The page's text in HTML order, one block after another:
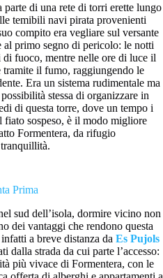
parte di una rete di torri erette lungo
temibili navi pirata provenienti
compito era vegliare sul versante
al primo segno di pericolo: le notti
fuoco, mentre nelle ore di luce il
il fumo, raggiungendo le
Era un sistema rudimentale ma
stessa di organizzare in
di questa torre, dove un tempo i
sospeso, è il modo migliore
Formentera, da rifugio
Prima
sud dell’isola, dormire vicino non
dei vantaggi che rendono questa
a breve distanza da Es Pujols
dalla strada da cui parte l’accesso:
più vivace di Formentera, con le